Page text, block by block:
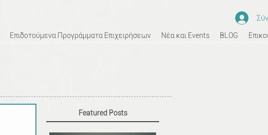
Επιδοτούμενα Προγράμματα Επιχειρήσεων Νέα και Events BLOG
Featured Posts